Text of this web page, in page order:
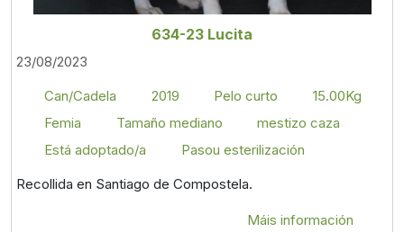
634-23 Lucita
23/08/2023
Can/Cadela
2019 Pelo curto
15.00Kg
Femia
Tamaño mediano
mestizo caza
Está adoptado/a
Pasou esterilización
Recollida en Santiago de Compostela.
Máis información